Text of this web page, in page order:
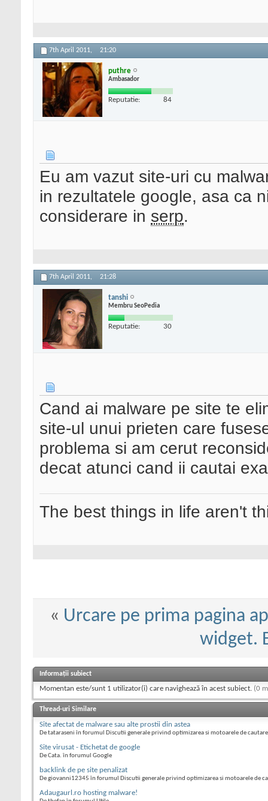
7th April 2011, 21:20
puthre
Ambasador
Reputatie: 84
Eu am vazut site-uri cu
in rezultatele google, asa ca
considerare in serp.
7th April 2011, 21:28
tanshi
Membru SeoPedia
Reputatie: 30
Cand ai malware pe site te
site-ul unui prieten care
problema si am cerut
decat atunci cand ii cautai
The best things in life aren't
« Urcare pe prima pagina
widget.
Informații subiect
Momentan este/sunt 1 utilizator(i) care navighează în acest subiect. (0
Thread-uri Similare
Site afectat de malware sau alte prostii din astea
De tataraseni în forumul Discutii generale privind optimizarea si motoarele de cautare
Site virusat - Etichetat de google
De Cata. în forumul Google
backlink de pe site penalizat
De giovanni12345 în forumul Discutii generale privind optimizarea si motoarele de
Adaugaurl.ro hosting malware!